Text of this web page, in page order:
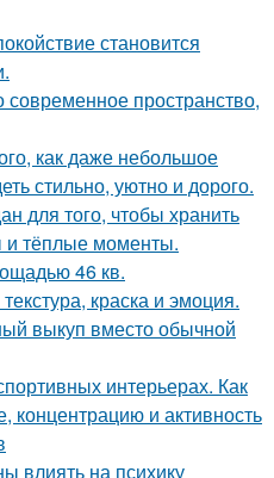
становится
современное пространство,
как даже небольшое
стильно, уютно и дорого.
для того, чтобы хранить
и тёплые моменты.
46 кв.
краска и эмоция.
выкуп вместо обычной
интерьерах. Как
концентрацию и активность
влиять на психику